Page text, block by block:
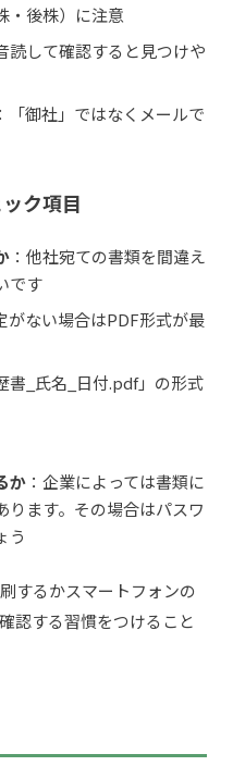
・後株）に注意
読して確認すると見つけや
：「御社」ではなくメールで
ク項目
：他社宛ての書類を間違え
です
がない場合はPDF形式が最
書_氏名_日付.pdf」の形式
か ：企業によっては書類に
ります。その場合はパスワ
う
するかスマートフォンの
認する習慣をつけること